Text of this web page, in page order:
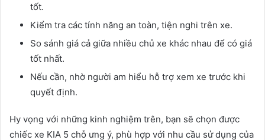
tốt.
Kiểm tra các tính năng an toàn, tiện nghi trên xe.
So sánh giá cả giữa nhiều chủ xe khác nhau để có giá
tốt nhất.
Nếu cần, nhờ người am hiểu hỗ trợ xem xe trước khi
quyết định.
Hy vọng với những kinh nghiệm trên, bạn sẽ chọn được
chiếc xe KIA 5 chỗ ưng ý, phù hợp với nhu cầu sử dụng của